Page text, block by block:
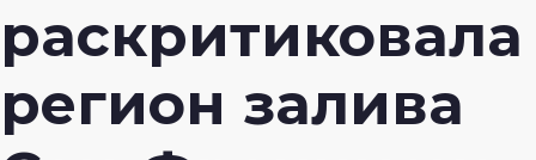
раскритиковала
регион залива